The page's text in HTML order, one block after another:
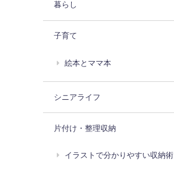
暮らし
子育て
絵本とママ本
シニアライフ
片付け・整理収納
イラストで分かりやすい収納術